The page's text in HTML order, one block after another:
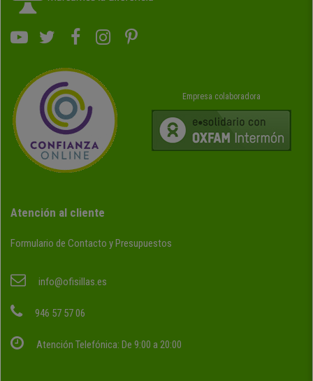
Empresa colaboradora
Atención al cliente
Formulario de Contacto y Presupuestos
info@ofisillas.es
946 57 57 06
Atención Telefónica: De 9:00 a 20:00